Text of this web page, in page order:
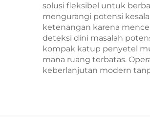
solusi fleksibel untuk
mengurangi potensi
ketenangan karena
deteksi dini masalah
kompak katup penyetel
mana ruang terbatas.
keberlanjutan modern